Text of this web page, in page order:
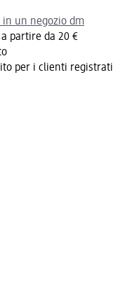
un negozio dm
partire da 20 €
per i clienti registrati